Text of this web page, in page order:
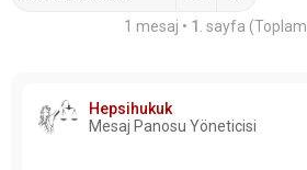
1 mesaj • 1 . sayfa (Toplam
Hepsihukuk
Mesaj Panosu Yöneticisi